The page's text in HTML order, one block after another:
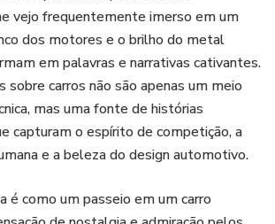
vejo frequentemente imerso em um
dos motores e o brilho do metal
em palavras e narrativas cativantes.
sobre carros não são apenas um meio
mas uma fonte de histórias
capturam o espírito de competição, a
e a beleza do design automotivo.
é como um passeio em um carro